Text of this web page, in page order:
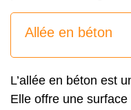
Allée en béton
L’allée en béton est
Elle offre une